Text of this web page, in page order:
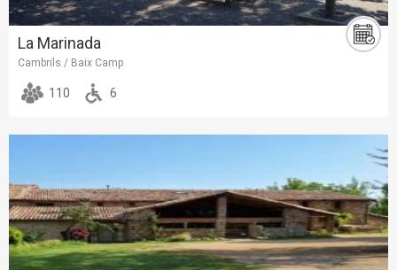
La Marinada
Cambrils / Baix Camp
110 6